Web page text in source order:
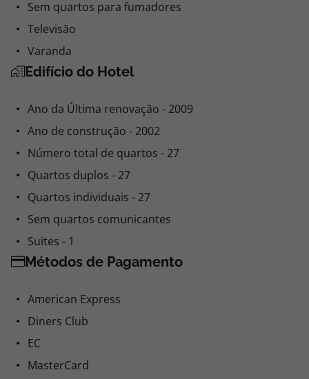
Sem quartos para fumadores
Televisão
Varanda
Edifício do Hotel
Ano da Última renovação - 2009
Ano de construção - 2002
Número total de quartos - 27
Quartos duplos - 27
Quartos individuais - 27
Sem quartos comunicantes
Suites - 1
Métodos de Pagamento
American Express
Diners Club
EC
MasterCard